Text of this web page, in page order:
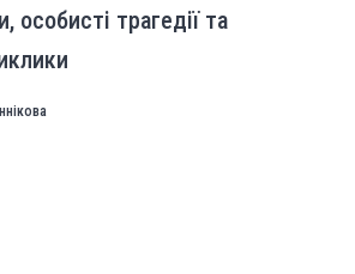
особисті трагедії та